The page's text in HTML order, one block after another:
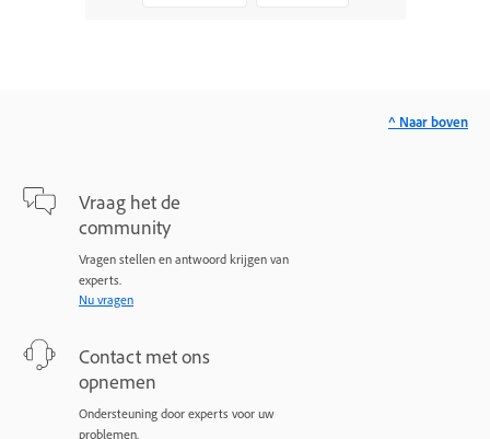
Vraag het de
community
Vragen stellen en antwoord krijgen van
experts.
Nu vragen
Contact met ons
opnemen
Ondersteuning door experts voor uw
problemen.
^ Naar boven